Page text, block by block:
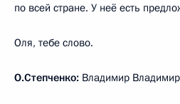
по всей стране. У неё есть
Оля, тебе слово.
О.Степченко: Владимир